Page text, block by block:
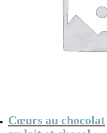
Cœurs au chocolat